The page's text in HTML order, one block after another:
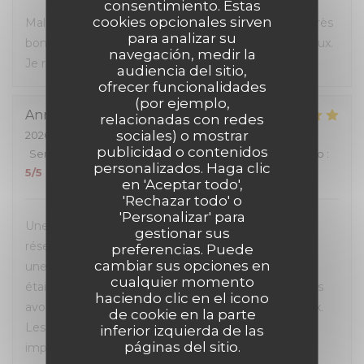
consentimiento. Estas
cookies opcionales sirven
para analizar su
navegación, medir la
audiencia del sitio,
ofrecer funcionalidades
(por ejemplo,
relacionadas con redes
sociales) o mostrar
publicidad o contenidos
personalizados. Haga clic
en 'Aceptar todo',
'Rechazar todo' o
'Personalizar' para
gestionar sus
preferencias. Puede
cambiar sus opciones en
cualquier momento
haciendo clic en el icono
de cookie en la parte
inferior izquierda de las
páginas del sitio.
Malgré l'affluence, personnel sympa et à l'écoute. Très
bon rapport qualité-prix, les hamburgers sont délicieux.
Je recommande.
Anna
2026-07-05
- 12:00 - Invitados 4
Servicio
Ambiente: 5/5 Menú: 5/5 Calidad / Precio :
5/5
Une excellente expérience du début à la fin. La
réservation en ligne était très simple et fluide, avec
une confirmation rapide par e-mail et SMS. L’accueil
était chaleureux et le personnel très à l’écoute. Nous
avons pu choisir la table qui nous convenait le mieux.
Les burgers étaient excellents et le service
impeccable. Nous avons également apprécié de